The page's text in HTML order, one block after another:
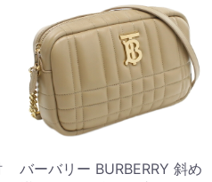
バーバリー BURBERRY 斜め